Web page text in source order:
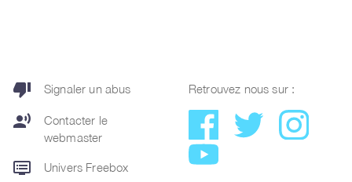
thumb_down Signaler un abus
record_voice_over
Contacter le
webmaster
dvr Univers Freebox
Retrouvez nous sur :